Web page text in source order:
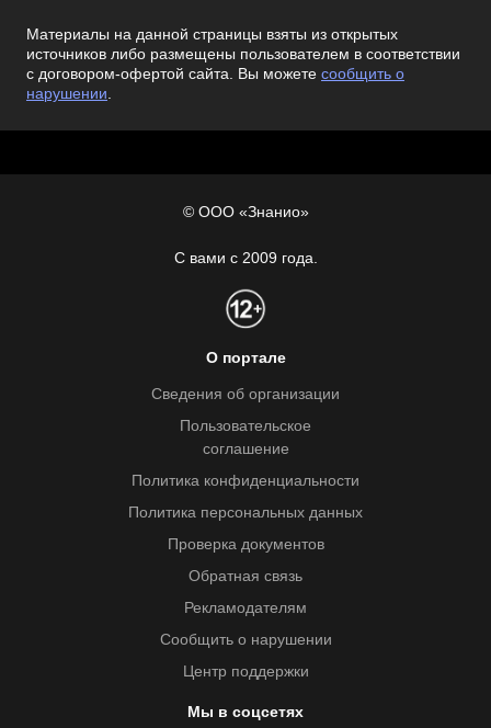
Материалы на данной страницы взяты из открытых
источников либо размещены пользователем в соответствии
с договором-офертой сайта. Вы можете сообщить о
нарушении.
© ООО «Знанио»
С вами с 2009 года.
О портале
Сведения об организации
Пользовательское
соглашение
Политика конфиденциальности
Политика персональных данных
Проверка документов
Обратная связь
Рекламодателям
Сообщить о нарушении
Центр поддержки
Мы в соцсетях